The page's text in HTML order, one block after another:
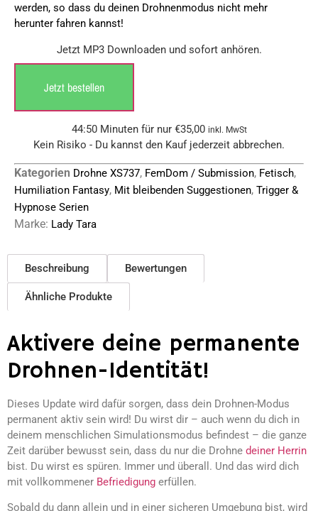
werden, so dass du deinen Drohnenmodus nicht mehr
herunter fahren kannst!
Jetzt MP3 Downloaden und sofort anhören.
Jetzt bestellen
44:50 Minuten für nur €35,00 inkl. MwSt
Kein Risiko - Du kannst den Kauf jederzeit abbrechen.
Kategorien Drohne XS737, FemDom / Submission, Fetisch,
Humiliation Fantasy, Mit bleibenden Suggestionen, Trigger &
Hypnose Serien
Marke: Lady Tara
Beschreibung Bewertungen
Ähnliche Produkte
Aktivere deine permanente
Drohnen-Identität!
Dieses Update wird dafür sorgen, dass dein Drohnen-Modus
permanent aktiv sein wird! Du wirst dir – auch wenn du dich in
deinem menschlichen Simulationsmodus befindest – die ganze
Zeit darüber bewusst sein, dass du nur die Drohne deiner Herrin
bist. Du wirst es spüren. Immer und überall. Und das wird dich
mit vollkommener Befriedigung erfüllen.
Sobald du dann allein und in einer sicheren Umgebung bist, wird